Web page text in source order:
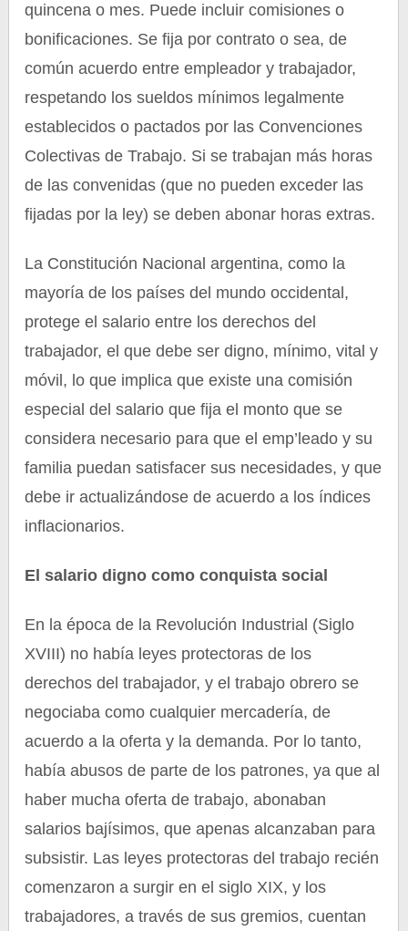
quincena o mes. Puede incluir comisiones o
bonificaciones. Se fija por contrato o sea, de
común acuerdo entre empleador y trabajador,
respetando los sueldos mínimos legalmente
establecidos o pactados por las Convenciones
Colectivas de Trabajo. Si se trabajan más horas
de las convenidas (que no pueden exceder las
fijadas por la ley) se deben abonar horas extras.
La Constitución Nacional argentina, como la
mayoría de los países del mundo occidental,
protege el salario entre los derechos del
trabajador, el que debe ser digno, mínimo, vital y
móvil, lo que implica que existe una comisión
especial del salario que fija el monto que se
considera necesario para que el emp’leado y su
familia puedan satisfacer sus necesidades, y que
debe ir actualizándose de acuerdo a los índices
inflacionarios.
El salario digno como conquista social
En la época de la Revolución Industrial (Siglo
XVIII) no había leyes protectoras de los
derechos del trabajador, y el trabajo obrero se
negociaba como cualquier mercadería, de
acuerdo a la oferta y la demanda. Por lo tanto,
había abusos de parte de los patrones, ya que al
haber mucha oferta de trabajo, abonaban
salarios bajísimos, que apenas alcanzaban para
subsistir. Las leyes protectoras del trabajo recién
comenzaron a surgir en el siglo XIX, y los
trabajadores, a través de sus gremios, cuentan